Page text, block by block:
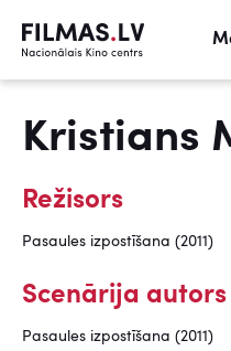
Kristians
Režisors
Pasaules izpostīšana (2011)
Scenārija autors
Pasaules izpostīšana (2011)